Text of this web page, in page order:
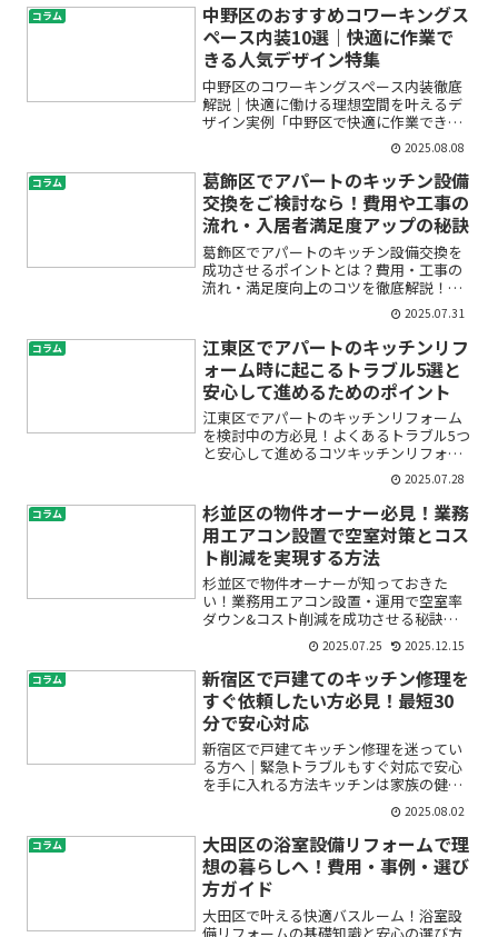
コラム
中野区のおすすめコワーキングス
ペース内装10選｜快適に作業で
きる人気デザイン特集
中野区のコワーキングスペース内装徹底
解説｜快適に働ける理想空間を叶えるデ
ザイン実例「中野区で快適に作業できる
コワーキングスペースを探しているけれ
ど、どんな内装が自分に合うのか分から
ない」「おしゃれで落ち着くワークスペ
ースを利用したいけれど、...
2025.08.08
コラム
葛飾区でアパートのキッチン設備
交換をご検討なら！費用や工事の
流れ・入居者満足度アップの秘訣
葛飾区でアパートのキッチン設備交換を
成功させるポイントとは？費用・工事の
流れ・満足度向上のコツを徹底解説！
「アパートのキッチン設備が古くなって
きたけど、どのくらい費用がかかる
の？」「設備交換の流れや、信頼できる
業者の選び方がわからなくて不安...
2025.07.31
コラム
江東区でアパートのキッチンリフ
ォーム時に起こるトラブル5選と
安心して進めるためのポイント
江東区でアパートのキッチンリフォーム
を検討中の方必見！よくあるトラブル5つ
と安心して進めるコツキッチンリフォー
ムを考えているけれど、「トラブルが多
いと聞くので不安」「どこに頼めばいい
の？」「費用や工期が心配…」と悩んで
いませんか？特に江東区...
2025.07.28
コラム
杉並区の物件オーナー必見！業務
用エアコン設置で空室対策とコス
ト削減を実現する方法
杉並区で物件オーナーが知っておきた
い！業務用エアコン設置・運用で空室率
ダウン&コスト削減を成功させる秘訣杉
並区で賃貸物件や店舗・オフィスビルな
どを所有しているオーナーの方、「空室
がなかなか埋まらない」「空調設備の老
朽化で入居者から相談が増え...
2025.07.25 2025.12.15
コラム
新宿区で戸建てのキッチン修理を
すぐ依頼したい方必見！最短30
分で安心対応
新宿区で戸建てキッチン修理を迷ってい
る方へ｜緊急トラブルもすぐ対応で安心
を手に入れる方法キッチンは家族の健康
を支える大切な場所。突然の水漏れや蛇
口の故障、排水の詰まりなど、キッチン
のトラブルはいつ起こるかわかりませ
ん。「すぐ修理したいけど、...
2025.08.02
コラム
大田区の浴室設備リフォームで理
想の暮らしへ！費用・事例・選び
方ガイド
大田区で叶える快適バスルーム！浴室設
備リフォームの基礎知識と安心の選び方